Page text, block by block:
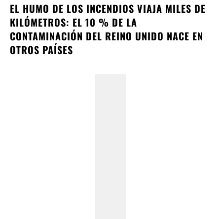
EL HUMO DE LOS INCENDIOS VIAJA MILES DE
KILÓMETROS: EL 10 % DE LA
CONTAMINACIÓN DEL REINO UNIDO NACE EN
OTROS PAÍSES